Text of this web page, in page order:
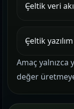
Çeltik veri
Çeltik
Amaç yalnızca
değer